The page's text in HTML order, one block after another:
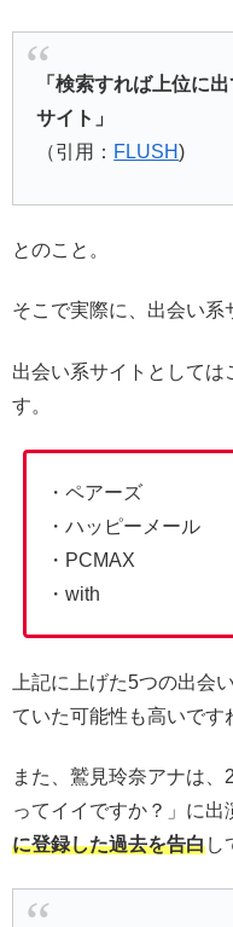
「検索すれば上位に
サイト」
（引用： FLUSH)
とのこと。
そこで実際に、出会い系
出会い系サイトとして
す。
・ペアーズ
・ハッピーメール
・PCMAX
・with
上記に上げた5つの出会
ていた可能性も高いです
また、鷲見玲奈アナは
ってイイですか？」に出
に登録した過去を告白し